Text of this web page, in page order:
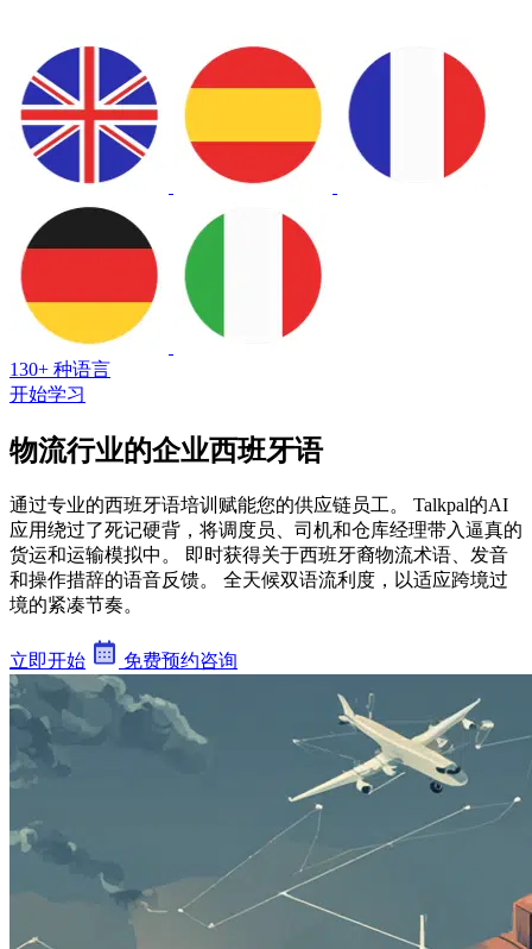
130+ 种语言
开始学习
物流行业的企业西班牙语
通过专业的西班牙语培训赋能您的供应链员工。 Talkpal的AI
应用绕过了死记硬背，将调度员、司机和仓库经理带入逼真的
货运和运输模拟中。 即时获得关于西班牙裔物流术语、发音
和操作措辞的语音反馈。 全天候双语流利度，以适应跨境过
境的紧凑节奏。
立即开始 免费预约咨询